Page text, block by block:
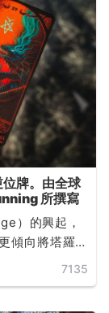
位牌。由全球
所撰寫
）的興起，
傾向將塔羅
地有許多心7135